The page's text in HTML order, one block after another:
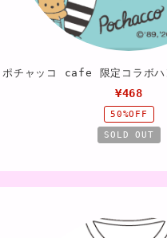
¥468
50%OFF
SOLD OUT